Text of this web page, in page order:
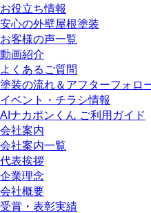
お役立ち情報
安心の外壁屋根塗装
お客様の声一覧
動画紹介
よくあるご質問
塗装の流れ＆アフターフォロ
イベント・チラシ情報
AIナカポンくん ご利用ガイド
会社案内
会社案内一覧
代表挨拶
企業理念
会社概要
受賞・表彰実績